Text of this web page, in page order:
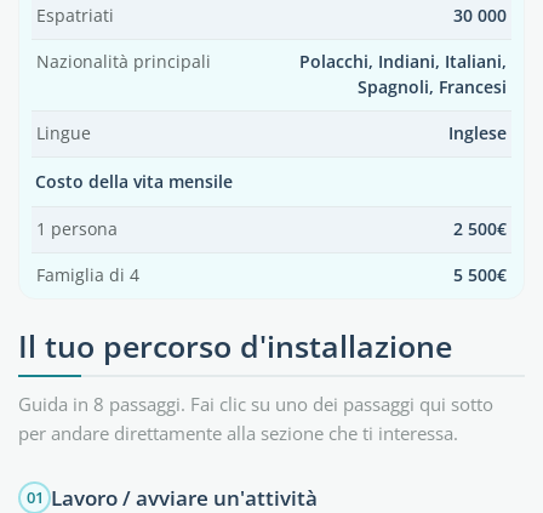
Espatriati 30 000
Nazionalità principali
Polacchi, Indiani, Italiani,
Spagnoli, Francesi
Lingue Inglese
Costo della vita mensile
1 persona 2 500€
Famiglia di 4 5 500€
Il tuo percorso d'installazione
Guida in 8 passaggi. Fai clic su uno dei passaggi qui sotto
per andare direttamente alla sezione che ti interessa.
01 Lavoro / avviare un'attività